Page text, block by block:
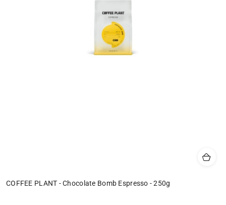
COFFEE PLANT - Chocolate Bomb Espresso - 250g